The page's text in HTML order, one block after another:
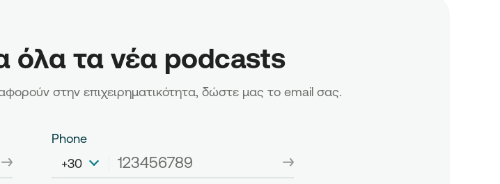
όλα τα νέα podcasts
στην επιχειρηματικότητα, δώστε μας το email σας.
Phone
+30